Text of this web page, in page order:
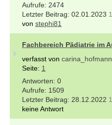
2474
02.01.2023
von stephi81
Fachbereich Pädiatrie im
verfasst von carina_hofmann
Seite: 1
0
1509
28.12.2022
keine Antwort